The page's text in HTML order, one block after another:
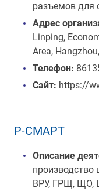
разъемов для
Адрес
Linping,
Area,
Телефон:
Сайт: https://
Р-СМАРТ
Описание
ВРУ, ГРЩ, ЩО,